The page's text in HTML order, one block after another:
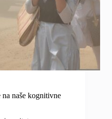
naše kognitivne